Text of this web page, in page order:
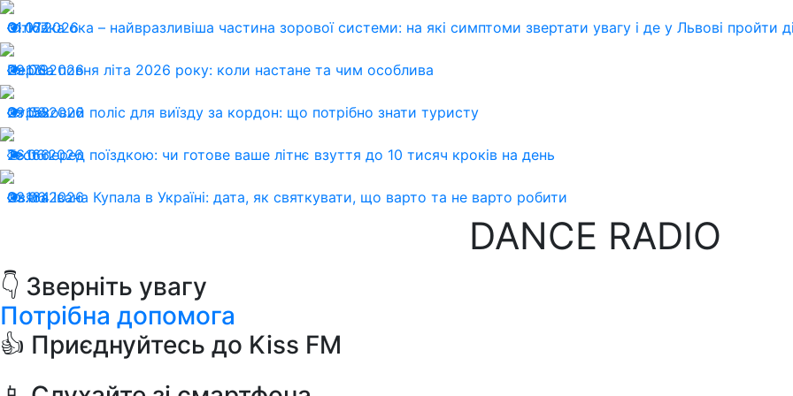
01.07.2026
167
Сітківка ока – найвразливіша частина зорової системи: на які симптоми звертати увагу і де у Львові пройти
29.06.2026
179
Перша повня літа 2026 року: коли настане та чим особлива
29.06.2026
158
Страховий поліс для виїзду за кордон: що потрібно знати туристу
26.06.2026
166
Тест перед поїздкою: чи готове ваше літнє взуття до 10 тисяч кроків на день
23.06.2026
164
Свята Івана Купала в Україні: дата, як святкувати, що варто та не варто робити
DANCE RADIO
👇 Зверніть увагу
Потрібна допомога
👍 Приєднуйтесь до Kiss FM